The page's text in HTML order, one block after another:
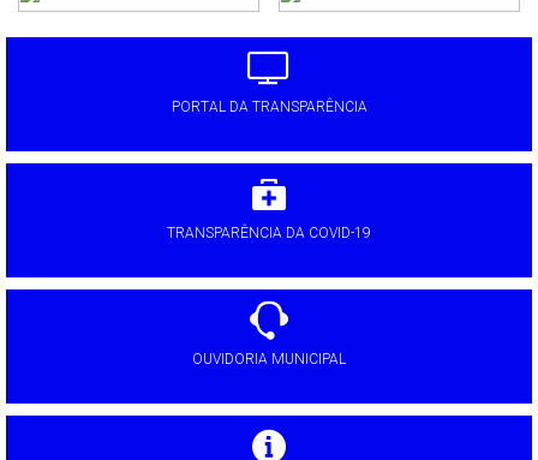
PORTAL DA TRANSPARÊNCIA
TRANSPARÊNCIA DA COVID-19
OUVIDORIA MUNICIPAL